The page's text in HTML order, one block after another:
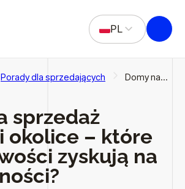
PL
Porady dla sprzedających Domy na…
sprzedaż
okolice – które
zyskują na